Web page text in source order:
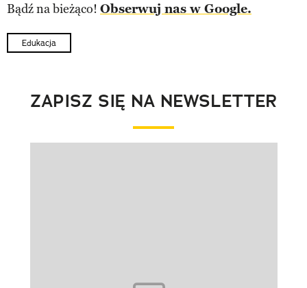
Bądź na bieżąco! Obserwuj nas w Google.
Edukacja
ZAPISZ SIĘ NA NEWSLETTER